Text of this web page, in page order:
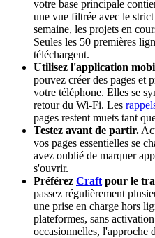
votre base principale
une vue filtrée avec le strict
semaine, les projets en
Seules les 50 premières
téléchargent.
Utilisez l'application
pouvez créer des pages et
votre téléphone. Elles se
retour du Wi-Fi. Les
pages restent muets tant
Testez avant de partir.
vos pages essentielles se
avez oublié de marquer
s'ouvrir.
Préférez Craft pour le
passez régulièrement
une prise en charge hors
plateformes, sans
occasionnelles, l'approche